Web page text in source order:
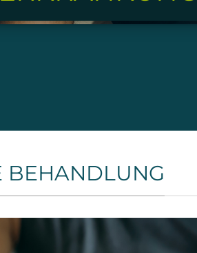
BEHANDLUNG